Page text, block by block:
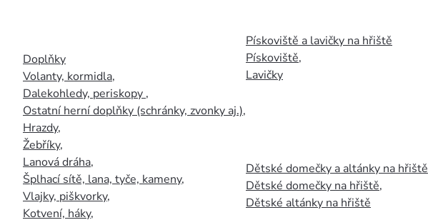
Doplňky
Volanty, kormidla,
Dalekohledy, periskopy ,
Ostatní herní doplňky (schránky, zvonky aj.),
Hrazdy,
Žebříky,
Lanová dráha,
Šplhací sítě, lana, tyče, kameny,
Vlajky, piškvorky,
Kotvení, háky,
Pískoviště a lavičky na hřiště
Pískoviště,
Lavičky
Dětské domečky a altánky na hřiště
Dětské domečky na hřiště,
Dětské altánky na hřiště